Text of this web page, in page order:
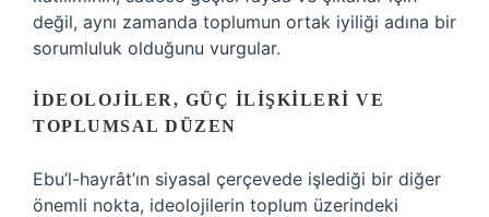
değil, aynı zamanda toplumun ortak iyiliği adına bir
sorumluluk olduğunu vurgular.
İDEOLOJILER, GÜÇ İLIŞKILERI VE
TOPLUMSAL DÜZEN
Ebu’l-hayrât’ın siyasal çerçevede işlediği bir diğer
önemli nokta, ideolojilerin toplum üzerindeki